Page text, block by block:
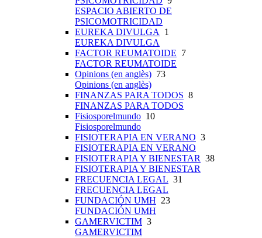
ESPACIO ABIERTO DE
PSICOMOTRICIDAD
EUREKA DIVULGA 1
EUREKA DIVULGA
FACTOR REUMATOIDE 7
FACTOR REUMATOIDE
Opinions (en anglès) 73
Opinions (en anglès)
FINANZAS PARA TODOS 8
FINANZAS PARA TODOS
Fisiosporelmundo 10
Fisiosporelmundo
FISIOTERAPIA EN VERANO 3
FISIOTERAPIA EN VERANO
FISIOTERAPIA Y BIENESTAR 38
FISIOTERAPIA Y BIENESTAR
FRECUENCIA LEGAL 31
FRECUENCIA LEGAL
FUNDACIÓN UMH 23
FUNDACIÓN UMH
GAMERVICTIM 3
GAMERVICTIM